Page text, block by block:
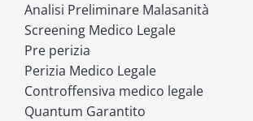
Analisi Preliminare Malasanità
Screening Medico Legale
Pre perizia
Perizia Medico Legale
Controffensiva medico legale
Quantum Garantito